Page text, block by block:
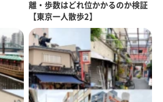
離・歩数はどれ位かかるのか検証
【東京一人散歩2】